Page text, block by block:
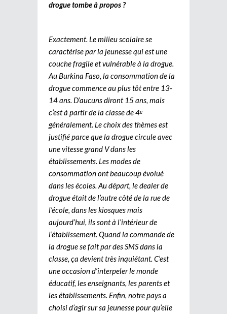
drogue tombe à propos ?
Exactement. Le milieu scolaire se
caractérise par la jeunesse qui est une
couche fragile et vulnérable à la drogue.
Au Burkina Faso, la consommation de la
drogue commence au plus tôt entre 13-
14 ans. D’aucuns diront 15 ans, mais
c’est à partir de la classe de 4e
généralement. Le choix des thèmes est
justifié parce que la drogue circule avec
une vitesse grand V dans les
établissements. Les modes de
consommation ont beaucoup évolué
dans les écoles. Au départ, le dealer de
drogue était de l’autre côté de la rue de
l’école, dans les kiosques mais
aujourd’hui, ils sont à l’intérieur de
l’établissement. Quand la commande de
la drogue se fait par des SMS dans la
classe, ça devient très inquiétant. C’est
une occasion d’interpeler le monde
éducatif, les enseignants, les parents et
les établissements. Enfin, notre pays a
choisi d’agir sur sa jeunesse pour qu’elle